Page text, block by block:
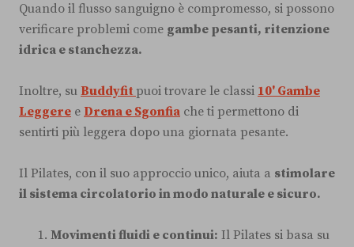
Quando il flusso sanguigno è compromesso, si possono
verificare problemi come gambe pesanti, ritenzione
idrica e stanchezza.
Inoltre, su Buddyfit puoi trovare le classi 10' Gambe
Leggere e Drena e Sgonfia che ti permettono di
sentirti più leggera dopo una giornata pesante.
Il Pilates, con il suo approccio unico, aiuta a stimolare
il sistema circolatorio in modo naturale e sicuro.
Movimenti fluidi e continui: Il Pilates si basa su